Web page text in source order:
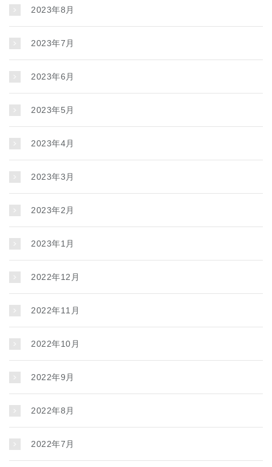
2023年8月
2023年7月
2023年6月
2023年5月
2023年4月
2023年3月
2023年2月
2023年1月
2022年12月
2022年11月
2022年10月
2022年9月
2022年8月
2022年7月